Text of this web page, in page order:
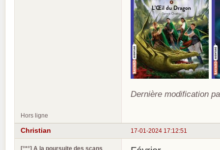
Dernière modification
Hors ligne
17-01-2024 17:12:51
Christian
[°*°] A la poursuite des scans